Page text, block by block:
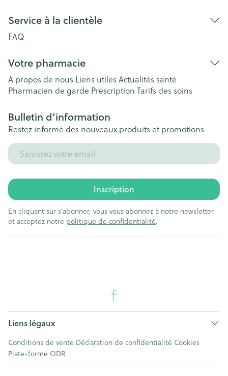
Service à la clientèle
FAQ
Votre pharmacie
A propos de nous Liens utiles Actualités santé
Pharmacien de garde Prescription Tarifs des soins
Bulletin d’information
Restez informé des nouveaux produits et promotions
Adresse mail
Inscription
En cliquant sur s'abonner, vous vous abonnez à notre newsletter
et acceptez notre politique de confidentialité.
Liens légaux
Conditions de vente Déclaration de confidentialité Cookies
Plate-forme ODR